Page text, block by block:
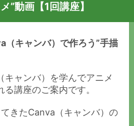
”動画【1回講座】
（キャンバ）で作ろう”手描
キャンバ）を学んでアニメ
講座のご案内です。
きたCanva（キャンバ）の